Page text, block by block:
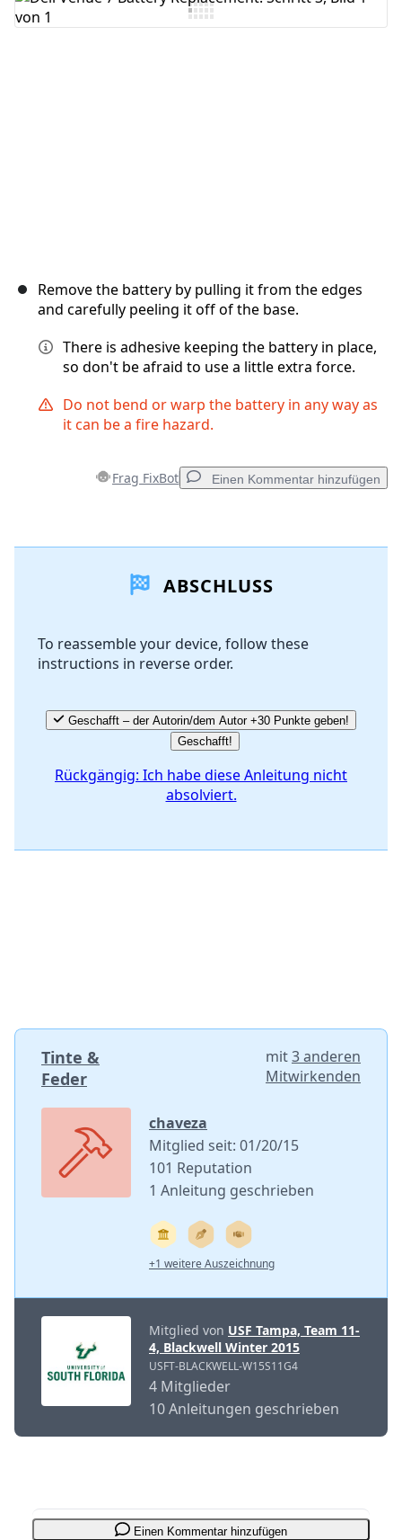
Kommentar hinzufügen
Remove the battery by pulling it from the edges
and carefully peeling it off of the base.
There is adhesive keeping the battery in place,
so don't be afraid to use a little extra force.
Do not bend or warp the battery in any way as
it can be a fire hazard.
Frag FixBot Einen Kommentar hinzufügen
Kommentar hinzufügen
Abbrechen
ABSCHLUSS
To reassemble your device, follow these
instructions in reverse order.
Geschafft – der Autorin/dem Autor +30 Punkte geben!
Geschafft!
Rückgängig: Ich habe diese Anleitung nicht
absolviert.
Tinte &
Feder
mit3 anderen
Mitwirkenden
chaveza
Mitglied seit: 01/20/15
101 Reputation
1 Anleitung geschrieben
+1 weitere Auszeichnung
Mitglied von USF Tampa, Team 11-
4, Blackwell Winter 2015
USFT-BLACKWELL-W15S11G4
4 Mitglieder
10 Anleitungen geschrieben
Einen Kommentar hinzufügen